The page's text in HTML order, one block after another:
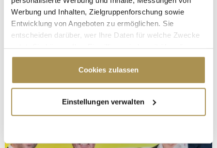
Werbung und Inhalten, Zielgruppenforschung sowie
Entwicklung von Angeboten zu ermöglichen. Sie
entscheiden darüber, wer Ihre Daten für welche Zwecke
Cookie-Erklärung oder durch Klicken auf das Privacy
Trigger Symbol ändern oder widerrufen
Informationen über Ihre geografische Lage
erfassen, welche bis auf einige Meter genau sein
Cookies zulassen
Einstellungen verwalten